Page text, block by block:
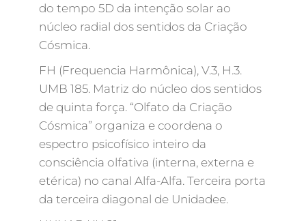
do tempo 5D da intenção solar ao
núcleo radial dos sentidos da Criação
Cósmica.
FH (Frequencia Harmônica), V.3, H.3.
UMB 185. Matriz do núcleo dos sentidos
de quinta força. “Olfato da Criação
Cósmica” organiza e coordena o
espectro psicofísico inteiro da
consciência olfativa (interna, externa e
etérica) no canal Alfa-Alfa. Terceira porta
da terceira diagonal de Unidadee.